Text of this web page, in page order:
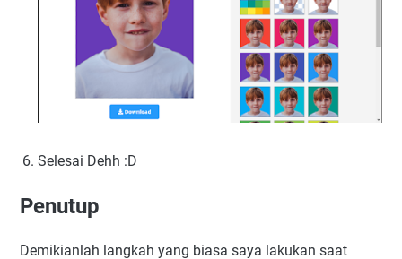
Selesai Dehh :D
Penutup
Demikianlah langkah yang biasa saya lakukan saat